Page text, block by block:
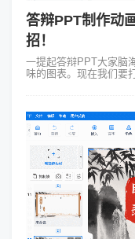
答辩PPT制作动
招！
一提起答辩PPT大家脑
味的图表。现在我们要